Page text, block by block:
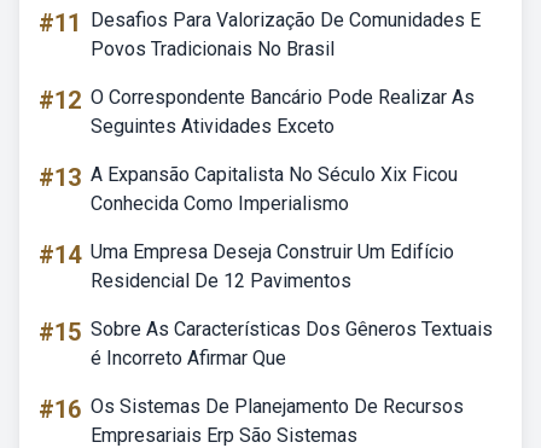
#11
Desafios Para Valorização De Comunidades E
Povos Tradicionais No Brasil
#12 O Correspondente Bancário Pode Realizar As
Seguintes Atividades Exceto
#13 A Expansão Capitalista No Século Xix Ficou
Conhecida Como Imperialismo
#14 Uma Empresa Deseja Construir Um Edifício
Residencial De 12 Pavimentos
#15 Sobre As Características Dos Gêneros Textuais
é Incorreto Afirmar Que
#16 Os Sistemas De Planejamento De Recursos
Empresariais Erp São Sistemas